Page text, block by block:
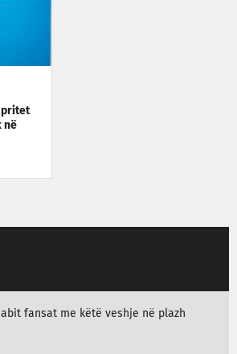
pritet
në
fansat me këtë veshje në plazh